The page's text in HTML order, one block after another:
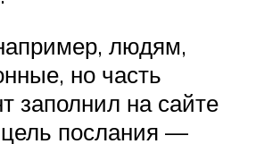
людям,
но часть
заполнил на сайте
цель послания —